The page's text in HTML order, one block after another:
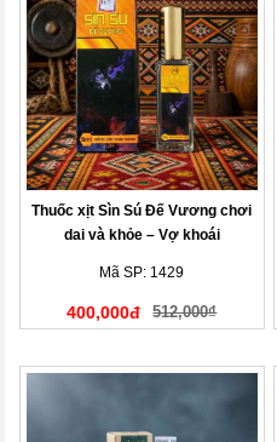
Thuốc xịt Sìn Sú Đế Vương chơi
dai và khỏe – Vợ khoái
Mã SP: 1429
400,000đ 512,000₫